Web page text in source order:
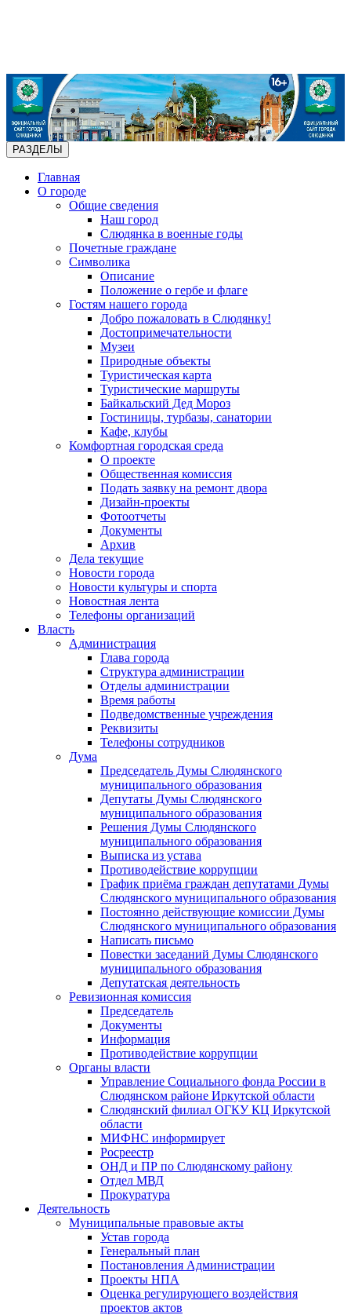
РАЗДЕЛЫ
Главная
О городе
Общие сведения
Наш город
Слюдянка в военные годы
Почетные граждане
Символика
Описание
Положение о гербе и флаге
Гостям нашего города
Добро пожаловать в Слюдянку!
Достопримечательности
Музеи
Природные объекты
Туристическая карта
Туристические маршруты
Байкальский Дед Мороз
Гостиницы, турбазы, санатории
Кафе, клубы
Комфортная городская среда
О проекте
Общественная комиссия
Подать заявку на ремонт двора
Дизайн-проекты
Фотоотчеты
Документы
Архив
Дела текущие
Новости города
Новости культуры и спорта
Новостная лента
Телефоны организаций
Власть
Администрация
Глава города
Структура администрации
Отделы администрации
Время работы
Подведомственные учреждения
Реквизиты
Телефоны сотрудников
Дума
Председатель Думы Слюдянского
муниципального образования
Депутаты Думы Слюдянского
муниципального образования
Решения Думы Слюдянского
муниципального образования
Выписка из устава
Противодействие коррупции
График приёма граждан депутатами Думы
Слюдянского муниципального образования
Постоянно действующие комиссии Думы
Слюдянского муниципального образования
Написать письмо
Повестки заседаний Думы Слюдянского
муниципального образования
Депутатская деятельность
Ревизионная комиссия
Председатель
Документы
Информация
Противодействие коррупции
Органы власти
Управление Социального фонда России в
Слюдянском районе Иркутской области
Слюдянский филиал ОГКУ КЦ Иркутской
области
МИФНС информирует
Росреестр
ОНД и ПР по Слюдянскому району
Отдел МВД
Прокуратура
Деятельность
Муниципальные правовые акты
Устав города
Генеральный план
Постановления Администрации
Проекты НПА
Оценка регулирующего воздействия
проектов актов